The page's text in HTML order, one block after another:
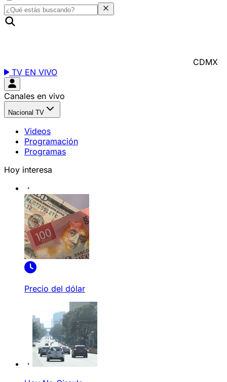
CDMX
TV EN VIVO
Canales en vivo
Nacional TV
Videos
Programación
Programas
Hoy interesa
Precio del dólar